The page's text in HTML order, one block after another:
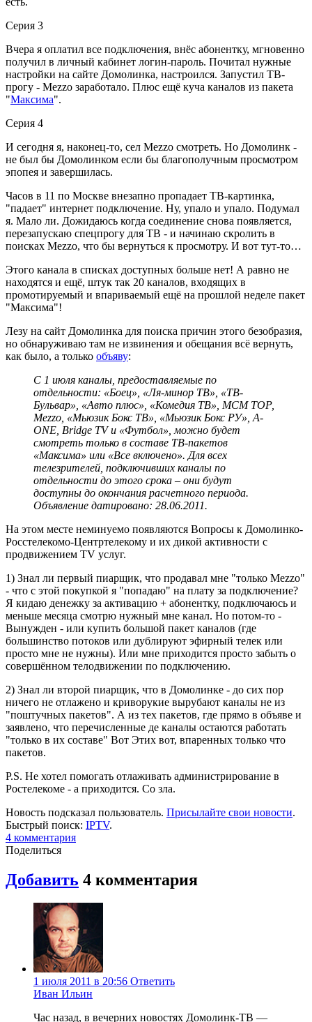
Серия 3
Вчера я оплатил все подключения, внёс абонентку, мгновенно
получил в личный кабинет логин-пароль. Почитал нужные
настройки на сайте Домолинка, настроился. Запустил ТВ-
прогу - Mezzo заработало. Плюс ещё куча каналов из пакета
"Максима".
Серия 4
И сегодня я, наконец-то, сел Mezzo смотреть. Но Домолинк -
не был бы Домолинком если бы благополучным просмотром
эпопея и завершилась.
Часов в 11 по Москве внезапно пропадает ТВ-картинка,
"падает" интернет подключение. Ну, упало и упало. Подумал
я. Мало ли. Дожидаюсь когда соединение снова появляется,
перезапускаю спецпрогу для ТВ - и начинаю скролить в
поисках Mezzo, что бы вернуться к просмотру. И вот тут-то…
Этого канала в списках доступных больше нет! А равно не
находятся и ещё, штук так 20 каналов, входящих в
промотируемый и впариваемый ещё на прошлой неделе пакет
"Максима"!
Лезу на сайт Домолинка для поиска причин этого безобразия,
но обнаруживаю там не извинения и обещания всё вернуть,
как было, а только объяву:
С 1 июля каналы, предоставляемые по
отдельности: «Боец», «Ля-минор ТВ», «ТВ-
Бульвар», «Авто плюс», «Комедия ТВ», МСМ ТОР,
Mezzo, «Мьюзик Бокс ТВ», «Мьюзик Бокс РУ», A-
ONE, Bridge TV и «Футбол», можно будет
смотреть только в составе ТВ-пакетов
«Максима» или «Все включено». Для всех
телезрителей, подключивших каналы по
отдельности до этого срока – они будут
доступны до окончания расчетного периода.
Объявление датировано: 28.06.2011.
На этом месте неминуемо появляются Вопросы к Домолинко-
Росстелекомо-Центртелекому и их дикой активности с
продвижением TV услуг.
1) Знал ли первый пиарщик, что продавал мне "только Mezzo"
- что с этой покупкой я "попадаю" на плату за подключение?
Я кидаю денежку за активацию + абонентку, подключаюсь и
меньше месяца смотрю нужный мне канал. Но потом-то -
Вынужден - или купить большой пакет каналов (где
большинство потоков или дублируют эфирный телек или
просто мне не нужны). Или мне приходится просто забыть о
совершённом телодвижении по подключению.
2) Знал ли второй пиарщик, что в Домолинке - до сих пор
ничего не отлажено и криворукие вырубают каналы не из
"поштучных пакетов". А из тех пакетов, где прямо в объяве и
заявлено, что перечисленные де каналы остаются работать
"только в их составе" Вот Этих вот, впаренных только что
пакетов.
P.S. Не хотел помогать отлаживать администрирование в
Ростелекоме - а приходится. Со зла.
Новость подсказал пользователь. Присылайте свои новости.
Быстрый поиск: IPTV.
4 комментария
Поделиться
Добавить 4 комментария
1 июля 2011 в 20:56 Ответить
Иван Ильин
Час назад, в вечерних новостях Домолинк-ТВ —